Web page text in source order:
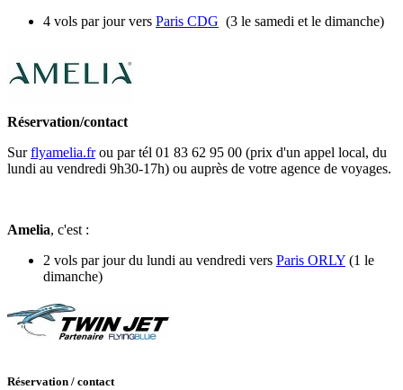
4 vols par jour vers Paris CDG (3 le samedi et le dimanche)
Réservation/contact
Surflyamelia.frou par tél 01 83 62 95 00 (prix d'un appel local, du
lundi au vendredi 9h30-17h) ou auprès de votre agence de voyages.
Amelia, c'est :
2 vols par jour du lundi au vendredi vers Paris ORLY (1 le
dimanche)
Réservation / contact